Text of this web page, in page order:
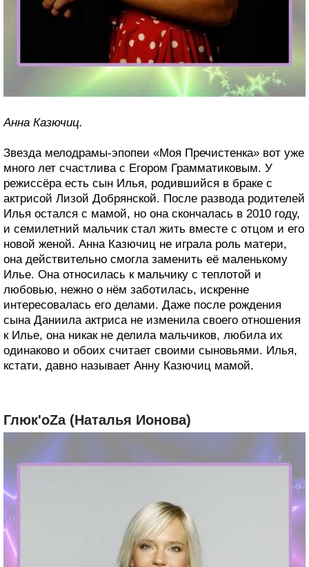
Анна Казючиц.
Звезда мелодрамы-эпопеи «Моя Пречистенка» вот уже
много лет счастлива с Егором Грамматиковым. У
режиссёра есть сын Илья, родившийся в браке с
актрисой Лизой Добрянской. После развода родителей
Илья остался с мамой, но она скончалась в 2010 году,
и семилетний мальчик стал жить вместе с отцом и его
новой женой. Анна Казючиц не играла роль матери,
она действительно смогла заменить её маленькому
Илье. Она относилась к мальчику с теплотой и
любовью, нежно о нём заботилась, искренне
интересовалась его делами. Даже после рождения
сына Даниила актриса не изменила своего отношения
к Илье, она никак не делила мальчиков, любила их
одинаково и обоих считает своими сыновьями. Илья,
кстати, давно называет Анну Казючиц мамой.
Глюк'oZa (Наталья Ионова)